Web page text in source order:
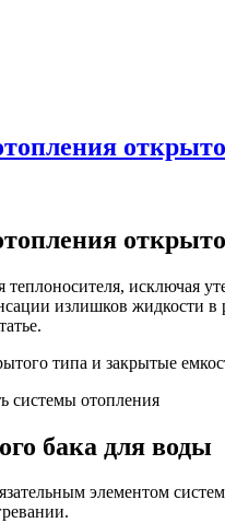
исключая
излишков жидкости
системы отопления
бака для воды
элементом